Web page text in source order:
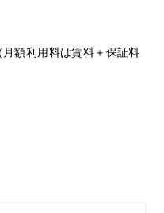
額利用料は賃料＋保証料